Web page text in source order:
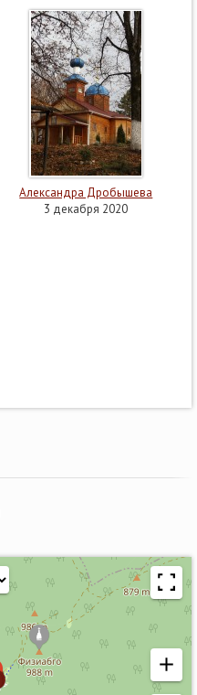
Александра Дробышева
3 декабря 2020